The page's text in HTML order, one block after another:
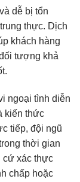
dễ bị tổn
thực. Dịch
khách hàng
tượng khả
ngoại tình diễn
kiến thức
tiếp, đội ngũ
thời gian
cứ xác thực
chấp hoặc